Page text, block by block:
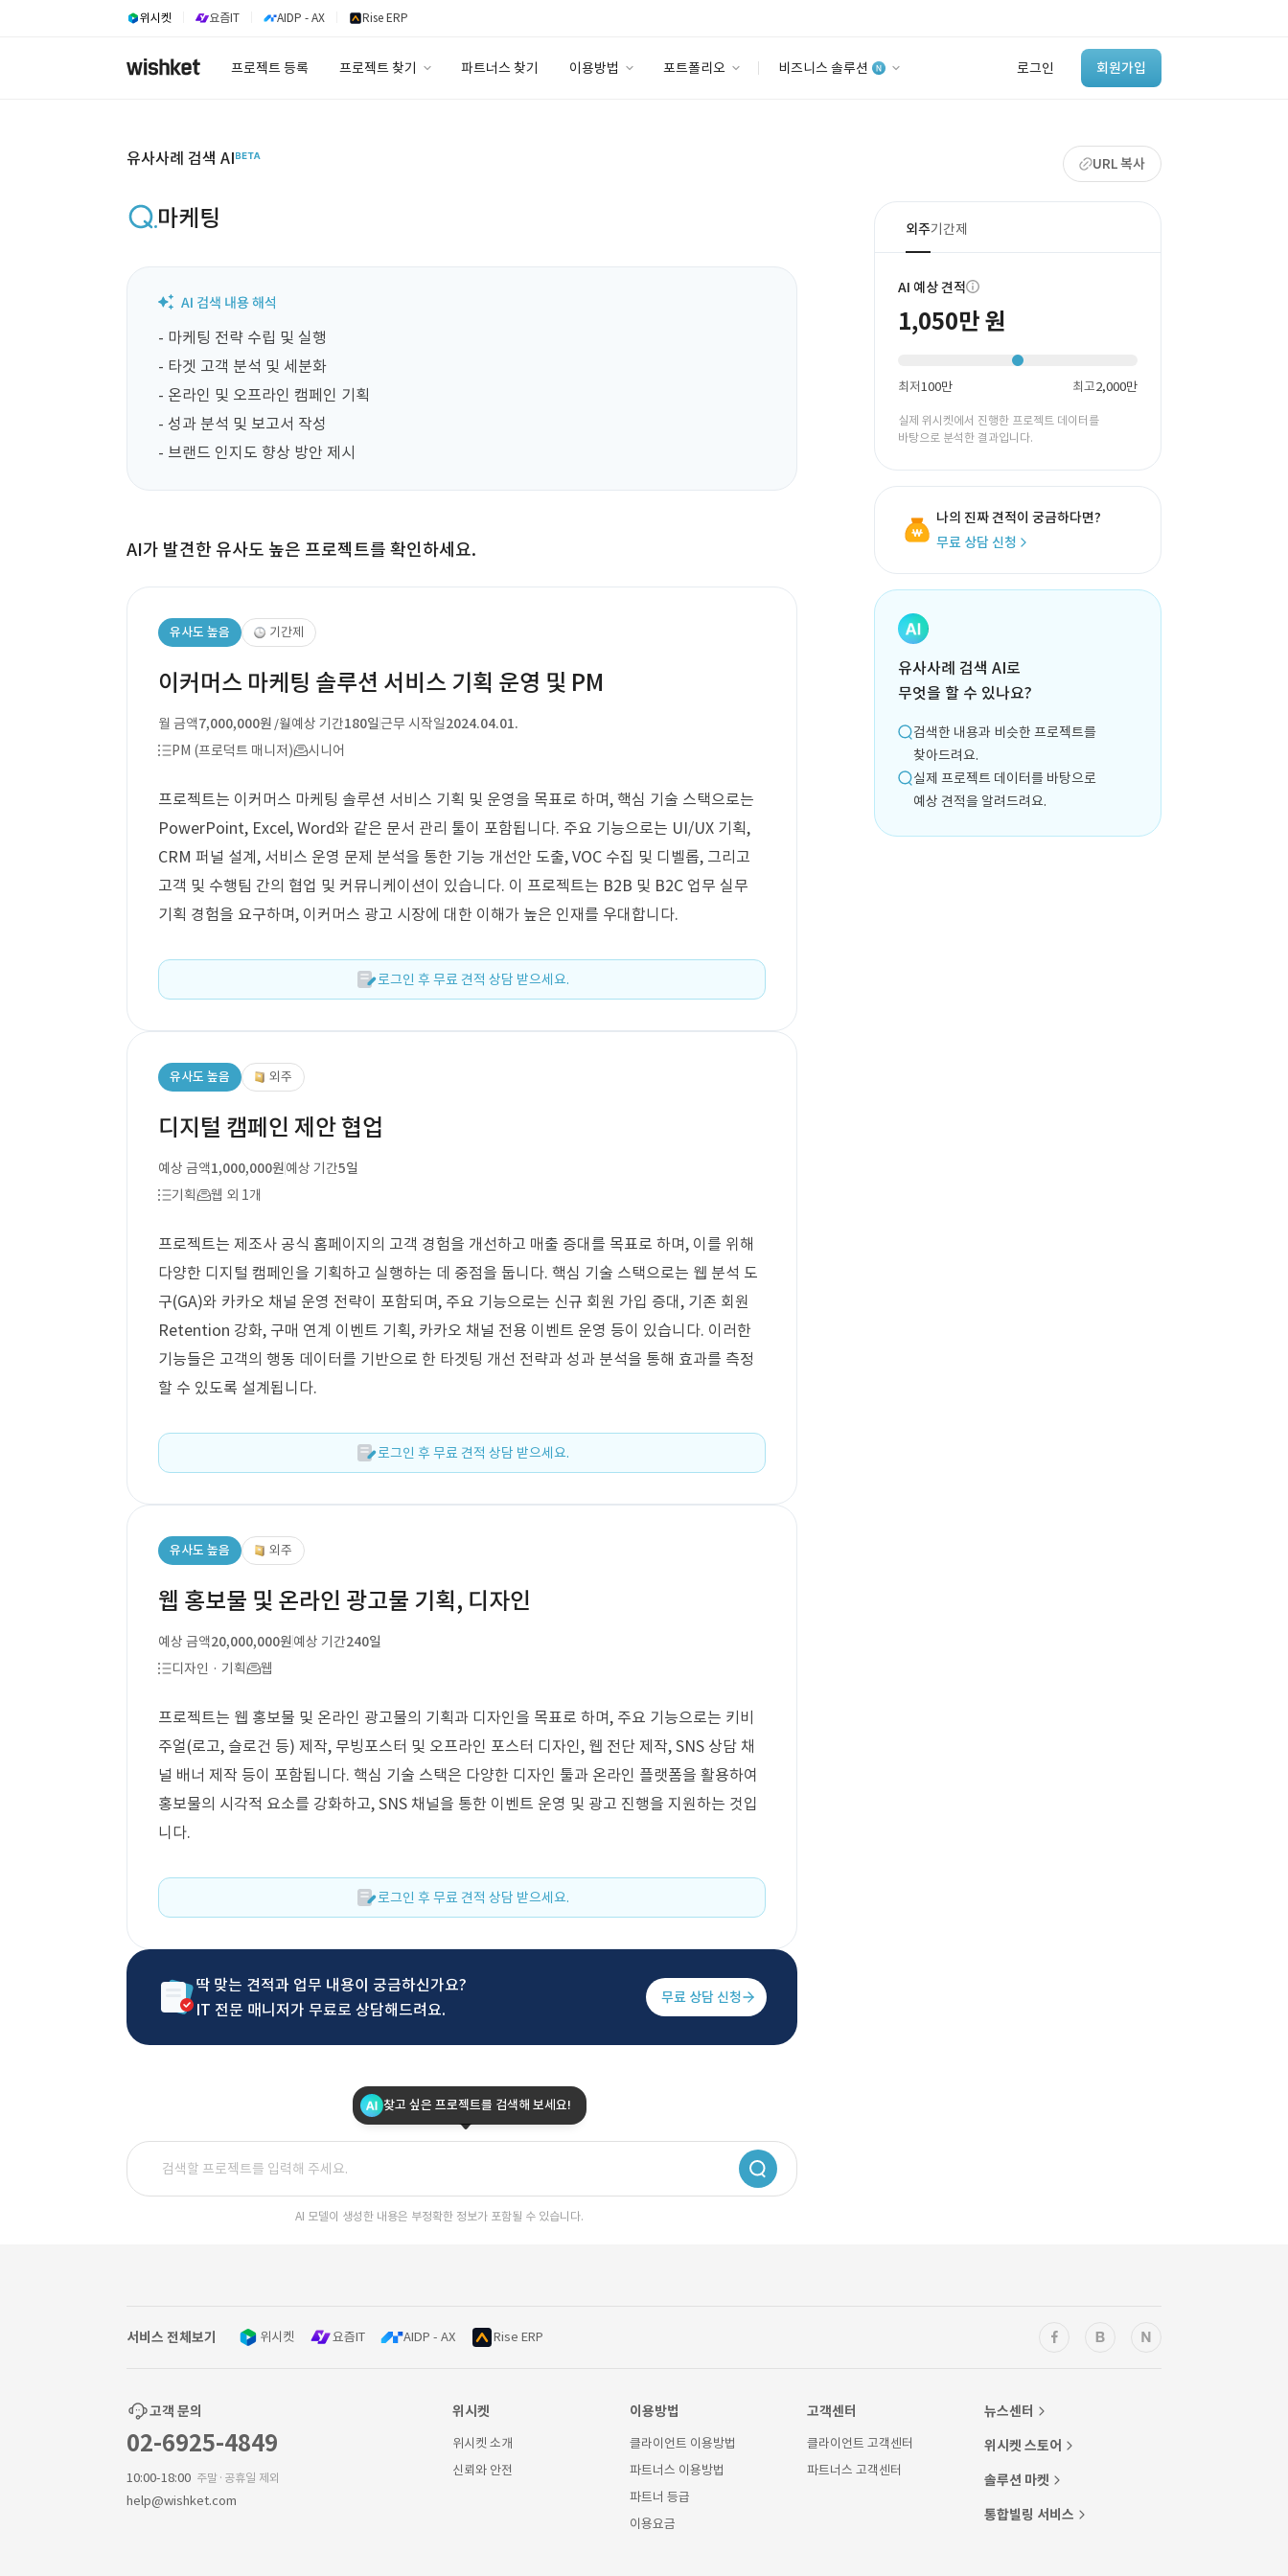
위시켓 요즘IT AIDP - AX Rise ERP
프로젝트 등록 프로젝트 찾기 파트너스 찾기 이용방법 포트폴리오 비즈니스 솔루션 로그인 회원가입
‘이런 거’ 만들어본
개발 회사 있어?
바로가기
유사사례 검색 AI URL 복사
마케팅
- 마케팅 전략 수립 및 실행
- 타겟 고객 분석 및 세분화
- 온라인 및 오프라인 캠페인 기획
- 성과 분석 및 보고서 작성
- 브랜드 인지도 향상 방안 제시
AI가 발견한 유사도 높은 프로젝트를 확인하세요.
유사도 높음 기간제
이커머스 마케팅 솔루션 서비스 기획 운영 및 PM
월 금액7,000,000원 /월예상 기간180일근무 시작일2024.04.01.
PM (프로덕트 매니저)
시니어
프로젝트는 이커머스 마케팅 솔루션 서비스 기획 및 운영을 목표로 하며, 핵심 기술 스택으로는
PowerPoint, Excel, Word와 같은 문서 관리 툴이 포함됩니다. 주요 기능으로는 UI/UX 기획,
CRM 퍼널 설계, 서비스 운영 문제 분석을 통한 기능 개선안 도출, VOC 수집 및 디벨롭, 그리고
고객 및 수행팀 간의 협업 및 커뮤니케이션이 있습니다. 이 프로젝트는 B2B 및 B2C 업무 실무
기획 경험을 요구하며, 이커머스 광고 시장에 대한 이해가 높은 인재를 우대합니다.
로그인 후 무료 견적 상담 받으세요.
유사도 높음 외주
디지털 캠페인 제안 협업
예상 금액1,000,000원예상 기간5일
기획
웹 외 1개
프로젝트는 제조사 공식 홈페이지의 고객 경험을 개선하고 매출 증대를 목표로 하며, 이를 위해
다양한 디지털 캠페인을 기획하고 실행하는 데 중점을 둡니다. 핵심 기술 스택으로는 웹 분석 도
구(GA)와 카카오 채널 운영 전략이 포함되며, 주요 기능으로는 신규 회원 가입 증대, 기존 회원
Retention 강화, 구매 연계 이벤트 기획, 카카오 채널 전용 이벤트 운영 등이 있습니다. 이러한
기능들은 고객의 행동 데이터를 기반으로 한 타겟팅 개선 전략과 성과 분석을 통해 효과를 측정
할 수 있도록 설계됩니다.
로그인 후 무료 견적 상담 받으세요.
유사도 높음 외주
웹 홍보물 및 온라인 광고물 기획, 디자인
예상 금액20,000,000원예상 기간240일
디자인 · 기획
웹
프로젝트는 웹 홍보물 및 온라인 광고물의 기획과 디자인을 목표로 하며, 주요 기능으로는 키비
주얼(로고, 슬로건 등) 제작, 무빙포스터 및 오프라인 포스터 디자인, 웹 전단 제작, SNS 상담 채
널 배너 제작 등이 포함됩니다. 핵심 기술 스택은 다양한 디자인 툴과 온라인 플랫폼을 활용하여
홍보물의 시각적 요소를 강화하고, SNS 채널을 통한 이벤트 운영 및 광고 진행을 지원하는 것입
니다.
로그인 후 무료 견적 상담 받으세요.
딱 맞는 견적과 업무 내용이 궁금하신가요?
IT 전문 매니저가 무료로 상담해드려요.
무료 상담 신청
외주기간제
AI 예상 견적
1,050만 원
최저100만 최고2,000만
실제 위시켓에서 진행한 프로젝트 데이터를
바탕으로 분석한 결과입니다.
나의 진짜 견적이 궁금하다면?
무료 상담 신청
유사사례 검색 AI로
무엇을 할 수 있나요?
검색한 내용과 비슷한 프로젝트를
찾아드려요.
실제 프로젝트 데이터를 바탕으로
예상 견적을 알려드려요.
찾고 싶은 프로젝트를 검색해 보세요!
AI 모델이 생성한 내용은 부정확한 정보가 포함될 수 있습니다.
서비스 전체보기 위시켓 요즘IT AIDP - AX Rise ERP
고객 문의
02-6925-4849
10:00-18:00 주말·공휴일 제외
help@wishket.com
위시켓
위시켓 소개
신뢰와 안전
이용방법
클라이언트 이용방법
파트너스 이용방법
파트너 등급
이용요금
고객센터
클라이언트 고객센터
파트너스 고객센터
뉴스센터
위시켓 스토어
솔루션 마켓
통합빌링 서비스